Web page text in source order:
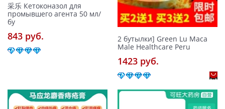
采乐 Кетоконазол для
промывшего агента 50 мл/
бу
843 pуб.
2 бутылки] Green Lu Maca
Male Healthcare Peru
1423 pуб.